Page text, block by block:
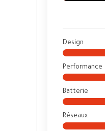
Design
Performance
Batterie
Réseaux